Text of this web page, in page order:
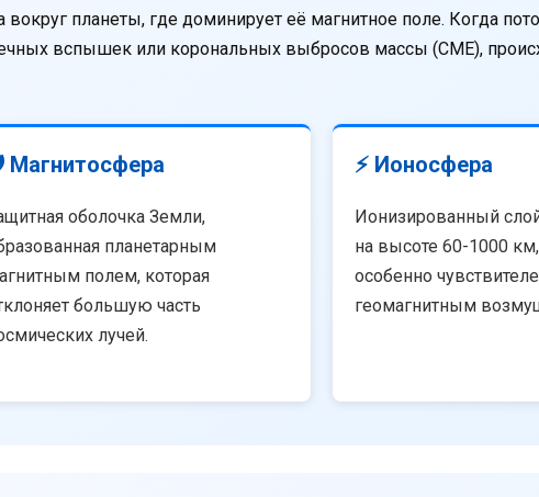
вокруг планеты, где доминирует её магнитное поле. Когда
вспышек или корональных выбросов массы (CME),
Магнитосфера
оболочка Земли,
планетарным
полем, которая
большую часть
лучей.
⚡ Ионосфера
Ионизированный
на высоте 60-1000
особенно
геомагнитным